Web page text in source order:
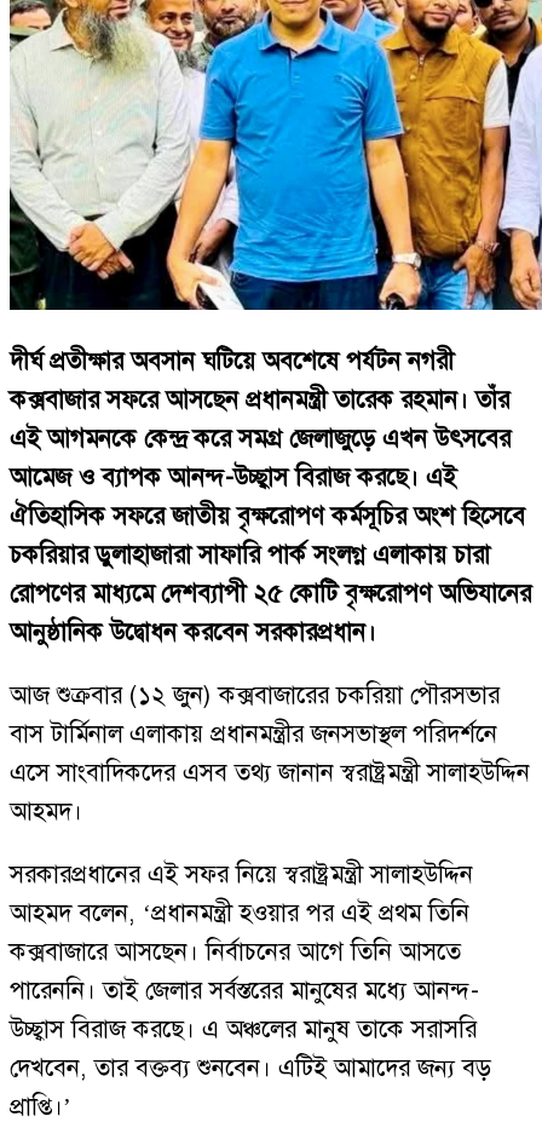
দীর্ঘ প্রতীক্ষার অবসান ঘটিয়ে অবশেষে পর্যটন নগরী
কক্সবাজার সফরে আসছেন প্রধানমন্ত্রী তারেক রহমান। তাঁর
এই আগমনকে কেন্দ্র করে সমগ্র জেলাজুড়ে এখন উৎসবের
আমেজ ও ব্যাপক আনন্দ-উচ্ছ্বাস বিরাজ করছে। এই
ঐতিহাসিক সফরে জাতীয় বৃক্ষরোপণ কর্মসূচির অংশ হিসেবে
চকরিয়ার ডুলাহাজারা সাফারি পার্ক সংলগ্ন এলাকায় চারা
রোপণের মাধ্যমে দেশব্যাপী ২৫ কোটি বৃক্ষরোপণ অভিযানের
আনুষ্ঠানিক উদ্বোধন করবেন সরকারপ্রধান।
আজ শুক্রবার (১২ জুন) কক্সবাজারের চকরিয়া পৌরসভার
বাস টার্মিনাল এলাকায় প্রধানমন্ত্রীর জনসভাস্থল পরিদর্শনে
এসে সাংবাদিকদের এসব তথ্য জানান স্বরাষ্ট্রমন্ত্রী সালাহউদ্দিন
আহমদ।
সরকারপ্রধানের এই সফর নিয়ে স্বরাষ্ট্রমন্ত্রী সালাহউদ্দিন
আহমদ বলেন, ‘প্রধানমন্ত্রী হওয়ার পর এই প্রথম তিনি
কক্সবাজারে আসছেন। নির্বাচনের আগে তিনি আসতে
পারেননি। তাই জেলার সর্বস্তরের মানুষের মধ্যে আনন্দ-
উচ্ছ্বাস বিরাজ করছে। এ অঞ্চলের মানুষ তাকে সরাসরি
দেখবেন, তার বক্তব্য শুনবেন। এটিই আমাদের জন্য বড়
প্রাপ্তি।’